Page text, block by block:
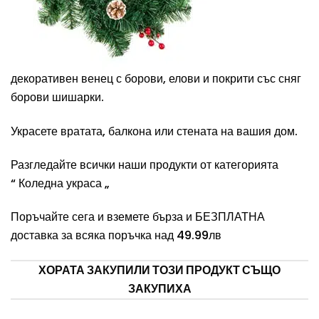
декоративен венецс борови, елови и покрити със сняг
борови шишарки.
Украсете вратата, балкона или стената на вашия дом.
Разгледайте всички наши продукти от категорията
“ Коледна украса„
Поръчайте сега и вземете бърза и БЕЗПЛАТНА
доставка за всяка поръчка над 49.99лв
ХОРАТА ЗАКУПИЛИ ТОЗИ ПРОДУКТ СЪЩО
ЗАКУПИХА